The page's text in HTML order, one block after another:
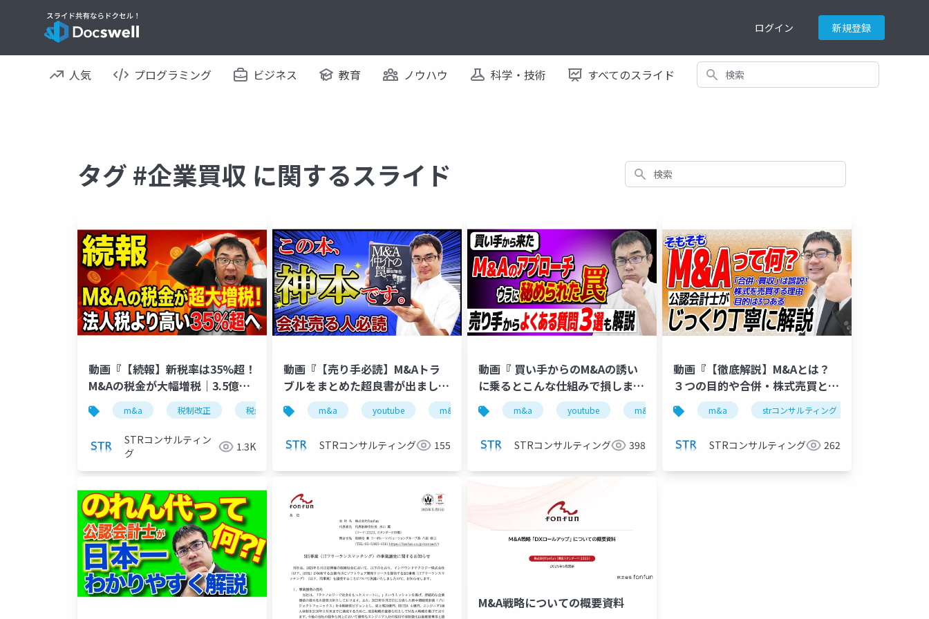
ログイン 新規登録
人気 プログラミング ビジネス 教育 ノウハウ 科学・技術 すべてのスライド 検索
タグ #企業買収 に関するスライド 検索
動画『【続報】新税率は35%超！
M&Aの税金が大幅増税｜3.5億円
から対象に』で投影した資料
m&a 税制改正 税金ミニマム課税 税理士 youtube strコンサルティング 公認会計士 古旗淳一
STRコンサルティン
グ
1.3K
動画『【売り手必読】M&Aトラ
ブルをまとめた超良書が出まし
た』で投影した資料
m&a youtube m&a仲介 strコンサルティング 公認会計士 古旗淳一
STRコンサルティング 155
動画『 買い手からのM&Aの誘い
に乗るとこんな仕組みで損しま
す！【M&A相談FAQ】』で投影し
た資料
m&a youtube m&a仲介 strコンサルティング 公認会計士
STRコンサルティング 398
動画『【徹底解説】M&Aとは？
３つの目的や合併・株式売買との
関係性をわかりやすく紹介』で投
影した資料
m&a strコンサルティング
STRコンサルティング 262
M&A戦略についての概要資料